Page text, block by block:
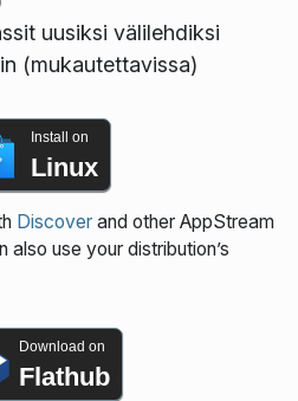
uusiksi välilehdiksi
(mukautettavissa)
Install on
Linux
Discoverand other AppStream
use your distribution’s
Download on
Flathub